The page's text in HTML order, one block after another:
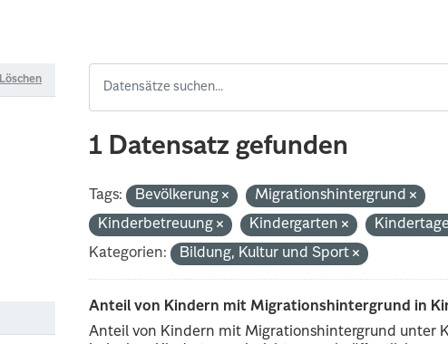
Löschen
1 Datensatz gefunden
Tags: Bevölkerung
Migrationshintergrund
Kinderbetreuung
Kindergarten
Kategorien:
Bildung, Kultur und Sport
Anteil von Kindern mit Migrationshintergrund in
Anteil von Kindern mit Migrationshintergrund unter